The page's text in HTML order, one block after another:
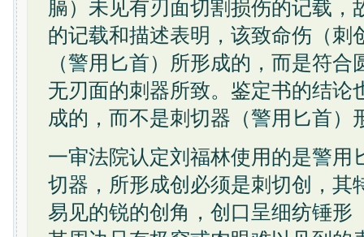
膈）未见有刃面切割损伤的记载，
的记载和描述表明，该致命伤（刺
（警用匕首）所形成的，而是符
无刃面的刺器所致。鉴定书的结论
成的，而不是刺切器（警用匕首）
一审法院认定刘福林使用的是警用
切器，所形成创必须是刺切创，其
易见的锐的创角，创口呈细纺锤形